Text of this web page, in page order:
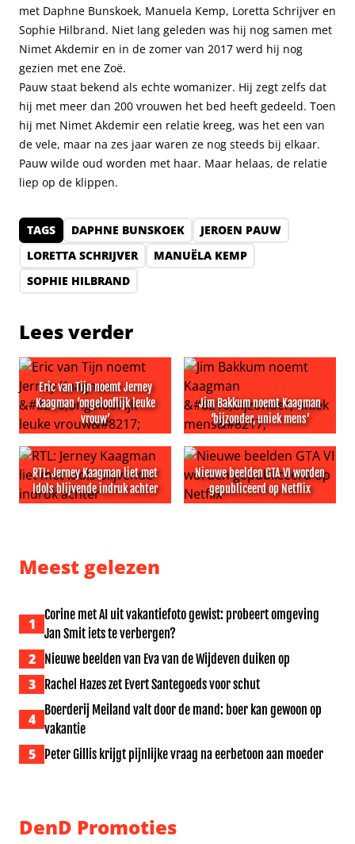
met Daphne Bunskoek, Manuela Kemp, Loretta Schrijver en
Sophie Hilbrand. Niet lang geleden was hij nog samen met
Nimet Akdemir en in de zomer van 2017 werd hij nog
gezien met ene Zoë.
Pauw staat bekend als echte womanizer. Hij zegt zelfs dat
hij met meer dan 200 vrouwen het bed heeft gedeeld. Toen
hij met Nimet Akdemir een relatie kreeg, was het een van
de vele, maar na zes jaar waren ze nog steeds bij elkaar.
Pauw wilde oud worden met haar. Maar helaas, de relatie
liep op de klippen.
TAGS DAPHNE BUNSKOEK
JEROEN PAUW
LORETTA SCHRIJVER
MANUËLA KEMP
SOPHIE HILBRAND
Lees verder
Eric van Tijn noemt Jerney
Kaagman ‘ongelooflijk leuke
vrouw’
Eric van Tijn noemt Jerney Kaagman ‘ongelooflijk leuke
Jim Bakkum noemt Kaagman
‘bijzonder, uniek mens’
Jim Bakkum noemt
RTL: Jerney Kaagman liet met
Idols blijvende indruk achter
Nieuwe beelden GTA VI worden
gepubliceerd op Netflix
Meest gelezen
1
Corine met AI uit vakantiefoto gewist: probeert omgeving
Jan Smit iets te verbergen?
2 Nieuwe beelden van Eva van de Wijdeven duiken op
3 Rachel Hazes zet Evert Santegoeds voor schut
4
Boerderij Meiland valt door de mand: boer kan gewoon op
vakantie
5 Peter Gillis krijgt pijnlijke vraag na eerbetoon aan moeder
DenD Promoties